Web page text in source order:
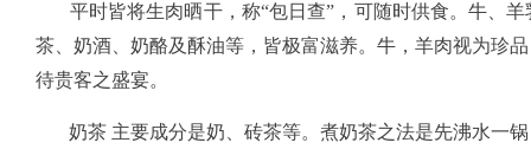
平时皆将生肉晒干，称“包日查”，可随时供食。牛、羊
茶、奶酒、奶酪及酥油等，皆极富滋养。牛，羊肉视为珍
待贵客之盛宴。
奶茶 主要成分是奶、砖茶等。煮奶茶之法是先沸水一